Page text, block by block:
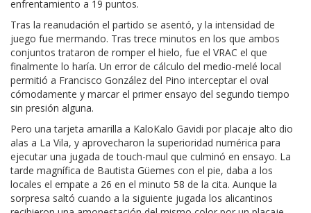
enfrentamiento a 19 puntos.
Tras la reanudación el partido se asentó, y la intensidad de
juego fue mermando. Tras trece minutos en los que ambos
conjuntos trataron de romper el hielo, fue el VRAC el que
finalmente lo haría. Un error de cálculo del medio-melé local
permitió a Francisco González del Pino interceptar el oval
cómodamente y marcar el primer ensayo del segundo tiempo
sin presión alguna.
Pero una tarjeta amarilla a KaloKalo Gavidi por placaje alto dio
alas a La Vila, y aprovecharon la superioridad numérica para
ejecutar una jugada de touch-maul que culminó en ensayo. La
tarde magnífica de Bautista Güemes con el pie, daba a los
locales el empate a 26 en el minuto 58 de la cita. Aunque la
sorpresa saltó cuando a la siguiente jugada los alicantinos